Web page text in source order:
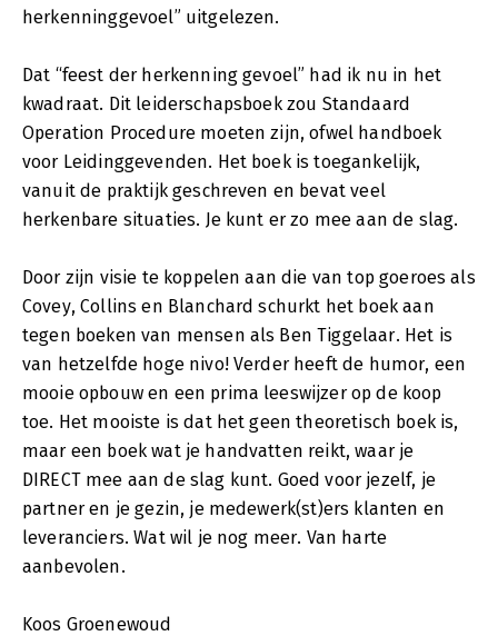
herkenninggevoel” uitgelezen.
Dat “feest der herkenning gevoel” had ik nu in het
kwadraat. Dit leiderschapsboek zou Standaard
Operation Procedure moeten zijn, ofwel handboek
voor Leidinggevenden. Het boek is toegankelijk,
vanuit de praktijk geschreven en bevat veel
herkenbare situaties. Je kunt er zo mee aan de slag.
Door zijn visie te koppelen aan die van top goeroes als
Covey, Collins en Blanchard schurkt het boek aan
tegen boeken van mensen als Ben Tiggelaar. Het is
van hetzelfde hoge nivo! Verder heeft de humor, een
mooie opbouw en een prima leeswijzer op de koop
toe. Het mooiste is dat het geen theoretisch boek is,
maar een boek wat je handvatten reikt, waar je
DIRECT mee aan de slag kunt. Goed voor jezelf, je
partner en je gezin, je medewerk(st)ers klanten en
leveranciers. Wat wil je nog meer. Van harte
aanbevolen.
Koos Groenewoud